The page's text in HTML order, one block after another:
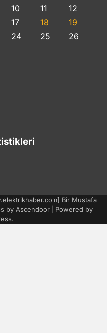
10 11
12
17 18
19
24 25
26
Bir Mustafa
by Ascendoor | Powered by
.